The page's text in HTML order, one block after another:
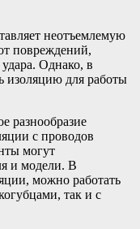
неотъемлемую
повреждений,
Однако, в
изоляцию для работы
разнообразие
с проводов
могут
и модели. В
можно работать
так и с